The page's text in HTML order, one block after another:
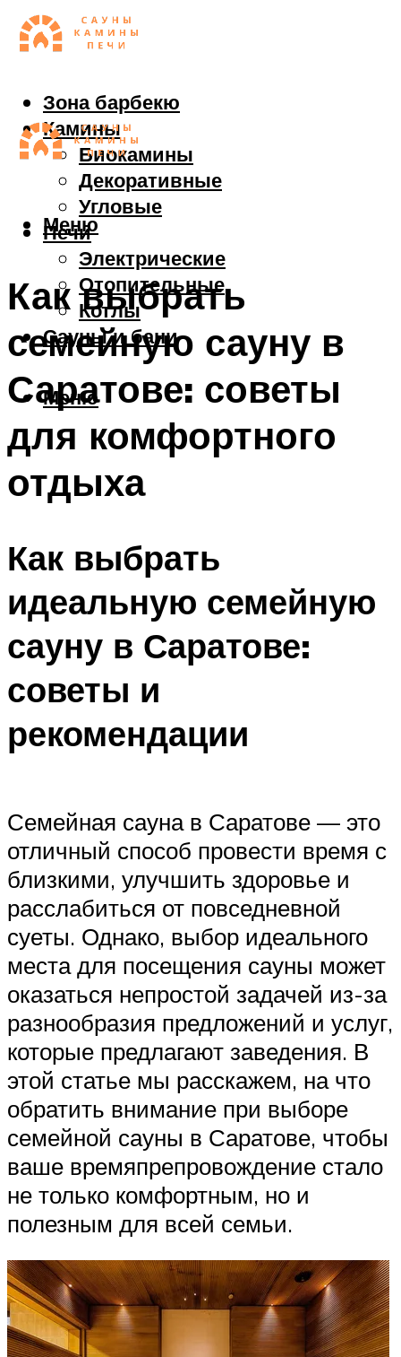
Зона барбекю
Камины
Биокамины
Декоративные
Угловые
Печи
Электрические
Отопительные
Котлы
Сауны и бани
Меню
Меню
Как выбрать
семейную сауну в
Саратове: советы
для комфортного
отдыха
Как выбрать
идеальную семейную
сауну в Саратове:
советы и
рекомендации
Семейная сауна в Саратове — это
отличный способ провести время с
близкими, улучшить здоровье и
расслабиться от повседневной
суеты. Однако, выбор идеального
места для посещения сауны может
оказаться непростой задачей из-за
разнообразия предложений и услуг,
которые предлагают заведения. В
этой статье мы расскажем, на что
обратить внимание при выборе
семейной сауны в Саратове, чтобы
ваше времяпрепровождение стало
не только комфортным, но и
полезным для всей семьи.